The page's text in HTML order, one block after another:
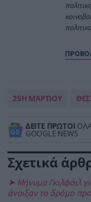
25Η ΜΑΡΤΙΟΥ
ΔΕΙΤΕ ΠΡΩΤΟΙ
GOOGLE NEWS
Σχετικά
➤ Μήνυμα Γκιλφόιλ
άνοιξαν το δρόμο